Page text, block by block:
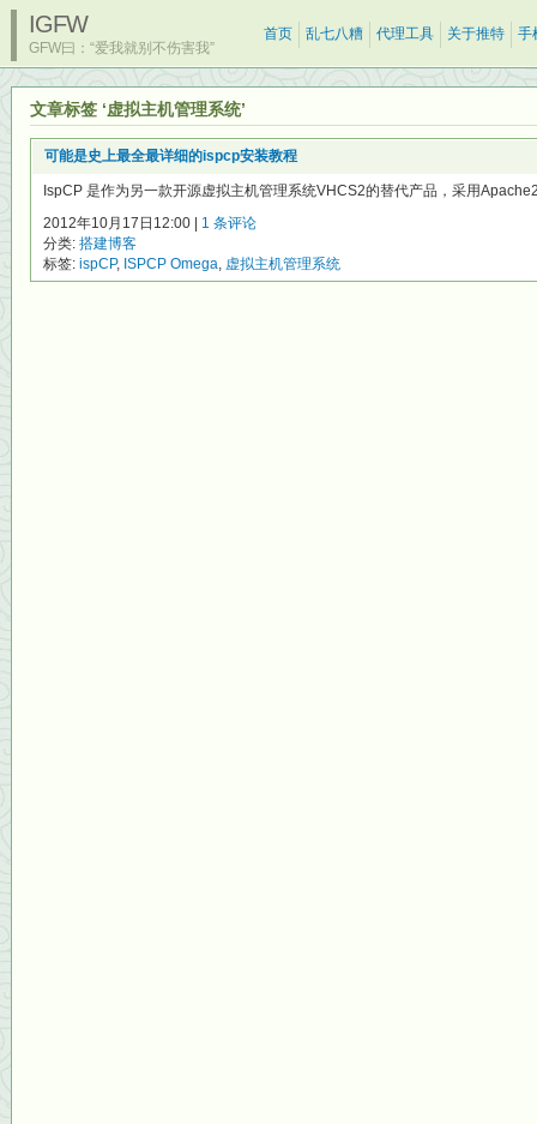
IGFW
GFW曰：“爱我就别不伤害我”
首页 乱七八糟 代理工具 关于推特 手
文章标签 ‘虚拟主机管理系统’
可能是史上最全最详细的ispcp安装教程
IspCP 是作为另一款开源虚拟主机管理系统VHCS2的替代产品，采用
2012年10月17日12:00 | 1 条评论
分类: 搭建博客
标签: ispCP, ISPCP Omega, 虚拟主机管理系统